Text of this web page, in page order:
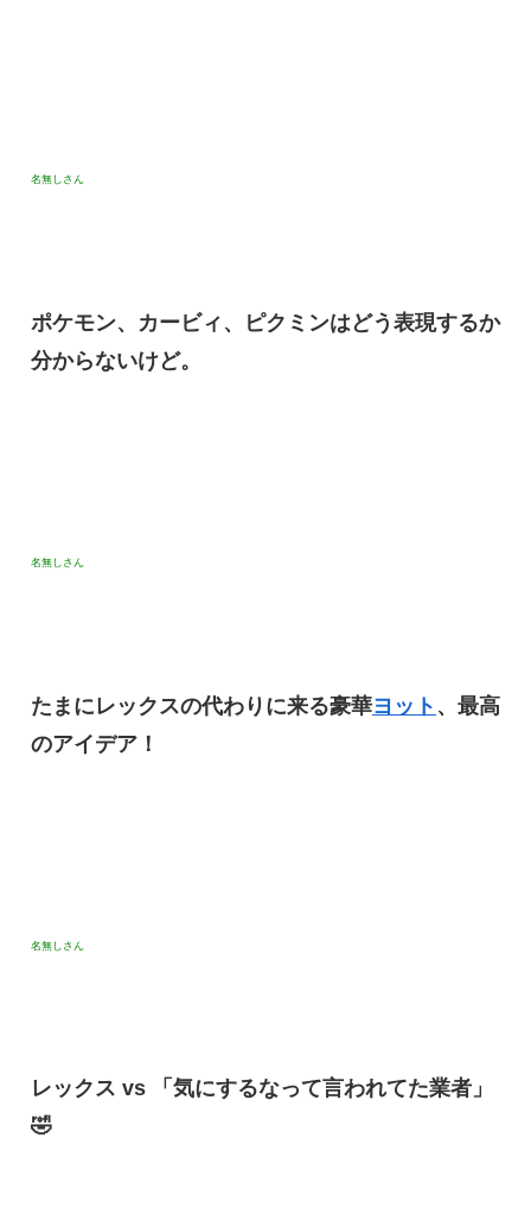
名無しさん
ポケモン、カービィ、ピクミンはどう表現するか
分からないけど。
名無しさん
たまにレックスの代わりに来る豪華ヨット 、最高
のアイデア！
名無しさん
レックス vs 「気にするなって言われてた業者」
🤣